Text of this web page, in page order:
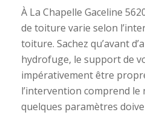
À La Chapelle Gaceline
de toiture varie selon
toiture. Sachez qu’avant
hydrofuge, le support de
impérativement être
l’intervention comprend le
quelques paramètres